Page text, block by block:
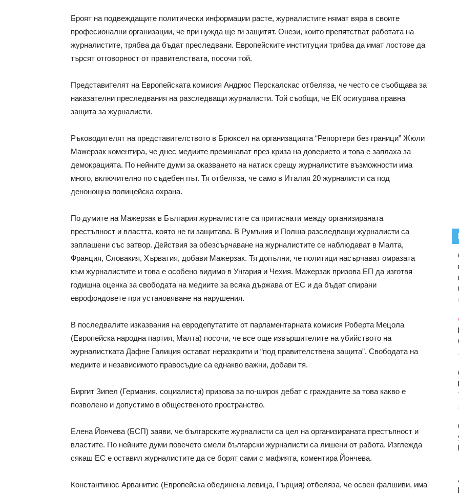
Броят на подвеждащите политически информации расте, журналистите нямат вяра в своите
професионални организации, че при нужда ще ги защитят. Онези, които препятстват работата на
журналистите, трябва да бъдат преследвани. Европейските институции трябва да имат лостове да
търсят отговорност от правителствата, посочи той.
Представителят на Европейската комисия Андрюс Перскалскас отбеляза, че често се съобщава за
наказателни преследвания на разследващи журналисти. Той съобщи, че ЕК осигурява правна
защита за журналисти.
Ръководителят на представителството в Брюксел на организацията “Репортери без граници” Жюли
Мажерзак коментира, че днес медиите преминават през криза на доверието и това е заплаха за
демокрацията. По нейните думи за оказването на натиск срещу журналистите възможности има
много, включително по съдебен път. Тя отбеляза, че само в Италия 20 журналисти са под
денонощна полицейска охрана.
По думите на Мажерзак в България журналистите са притиснати между организираната
престъпност и властта, която не ги защитава. В Румъния и Полша разследващи журналисти са
заплашени със затвор. Действия за обезсърчаване на журналистите се наблюдават в Малта,
Франция, Словакия, Хърватия, добави Мажерзак. Тя допълни, че политици насърчават омразата
към журналистите и това е особено видимо в Унгария и Чехия. Мажерзак призова ЕП да изготвя
годишна оценка за свободата на медиите за всяка държава от ЕС и да бъдат спирани
еврофондовете при установяване на нарушения.
В последвалите изказвания на евродепутатите от парламентарната комисия Роберта Мецола
(Европейска народна партия, Малта) посочи, че все още извършителите на убийството на
журналистката Дафне Галиция остават неразкрити и “под правителствена защита”. Свободата на
медиите и независимото правосъдие са еднакво важни, добави тя.
Биргит Зипел (Германия, социалисти) призова за по-широк дебат с гражданите за това какво е
позволено и допустимо в общественото пространство.
Елена Йончева (БСП) заяви, че българските журналисти са цел на организираната престъпност и
властите. По нейните думи повечето смели български журналисти са лишени от работа. Изглежда
сякаш ЕС е оставил журналистите да се борят сами с мафията, коментира Йончева.
Константинос Арванитис (Европейска обединена левица, Гърция) отбеляза, че освен фалшиви, има